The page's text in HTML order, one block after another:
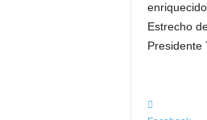
Estrecho
Presidente